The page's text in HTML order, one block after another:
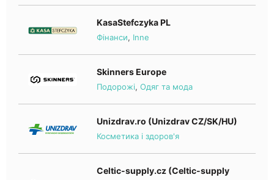
KasaStefczyka PL
Фінанси, Inne
Skinners Europe
Подорожі, Одяг та мода
Unizdrav.ro (Unizdrav CZ/SK/HU)
Косметика і здоров'я
Celtic-supply.cz (Celtic-supply